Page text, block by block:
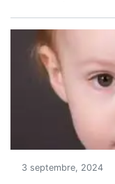
3 septembre, 2024